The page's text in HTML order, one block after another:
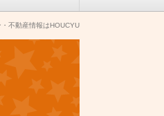
不動産情報はHOUCYU